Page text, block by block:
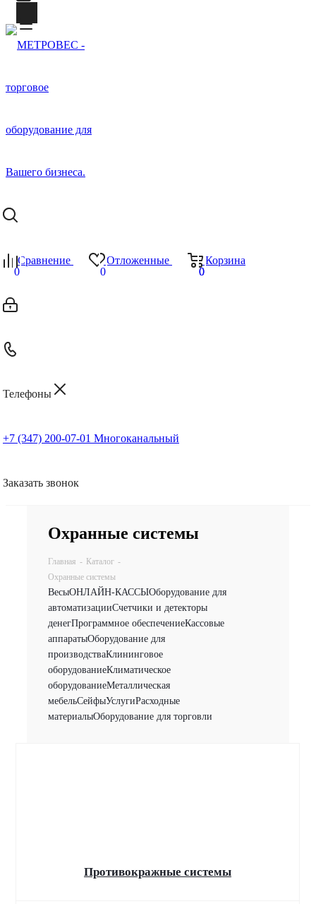
Сравнение
0
Отложенные
0
Корзина
0
0
Телефоны
+7 (347) 200-07-01 Многоканальный
Заказать звонок
Охранные системы
Главная - Каталог -
Охранные системы
ВесыОНЛАЙН-КАССЫОборудование для
автоматизацииСчетчики и детекторы
денегПрограммное обеспечениеКассовые
аппаратыОборудование для
производстваКлининговое
оборудованиеКлиматическое
оборудованиеМеталлическая
мебельСейфыУслугиРасходные
материалыОборудование для торговли
Противокражные системы